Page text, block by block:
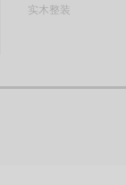
实木整装